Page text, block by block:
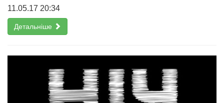
11.05.17 20:34
Детальніше